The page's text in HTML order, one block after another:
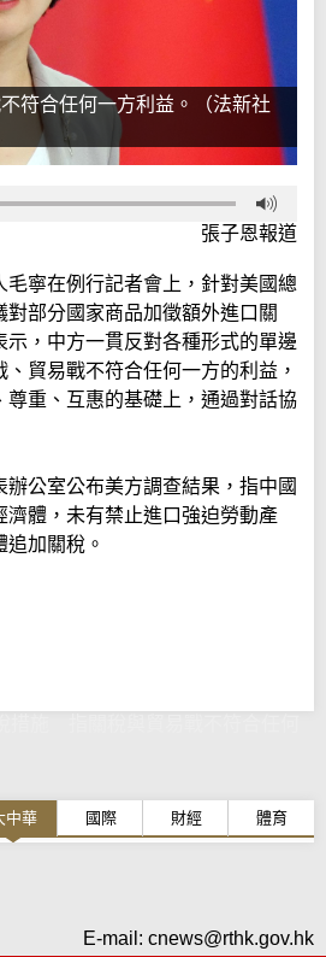
符合任何一方利益。（法新社
張子恩報道
毛寧在例行記者會上，針對美國總
部分國家商品加徵額外進口關
示，中方一貫反對各種形式的單邊
貿易戰不符合任何一方的利益，
尊重、互惠的基礎上，通過對話協
公室公布美方調查結果，指中國
濟體，未有禁止進口強迫勞動產
加關稅。
中華 國際 財經 體育
E-mail: cnews@rthk.gov.hk